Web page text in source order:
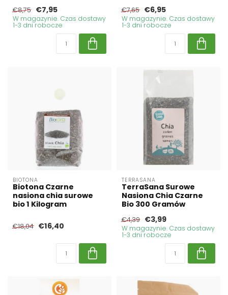
€8,75 €7,95
W magazynie. Czas dostawy
1-3 dni robocze
€7,65 €6,95
W magazynie. Czas dostawy
1-3 dni robocze
BIOTONA
Biotona Czarne
nasiona chia surowe
bio 1 Kilogram
€18,04 €16,40
TERRASANA
TerraSana Surowe
Nasiona Chia Czarne
Bio 300 Gramów
€4,39 €3,99
W magazynie. Czas dostawy
1-3 dni robocze